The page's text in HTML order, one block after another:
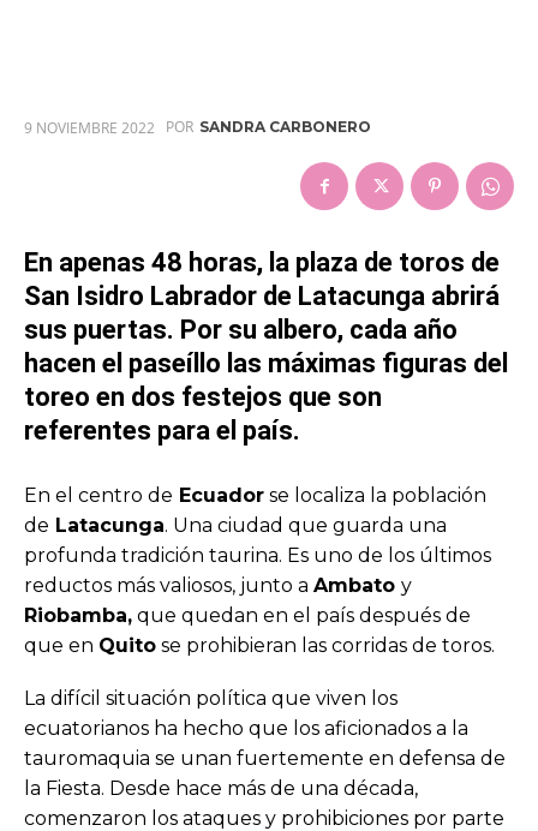
9 NOVIEMBRE 2022 POR SANDRA CARBONERO
En apenas 48 horas, la plaza de toros de
San Isidro Labrador de Latacunga abrirá
sus puertas. Por su albero, cada año
hacen el paseíllo las máximas figuras del
toreo en dos festejos que son
referentes para el país.
En el centro de Ecuador se localiza la población
de Latacunga. Una ciudad que guarda una
profunda tradición taurina. Es uno de los últimos
reductos más valiosos, junto a Ambato y
Riobamba, que quedan en el país después de
que en Quito se prohibieran las corridas de toros.
La difícil situación política que viven los
ecuatorianos ha hecho que los aficionados a la
tauromaquia se unan fuertemente en defensa de
la Fiesta. Desde hace más de una década,
comenzaron los ataques y prohibiciones por parte